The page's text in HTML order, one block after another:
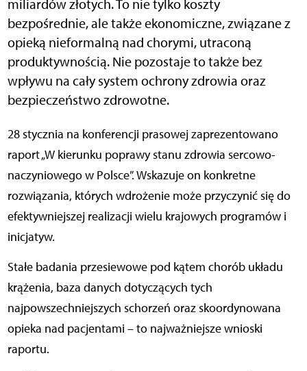
miliardów złotych. To nie tylko koszty
bezpośrednie, ale także ekonomiczne, związane z
opieką nieformalną nad chorymi, utraconą
produktywnością. Nie pozostaje to także bez
wpływu na cały system ochrony zdrowia oraz
bezpieczeństwo zdrowotne.
28 stycznia na konferencji prasowej zaprezentowano
raport „W kierunku poprawy stanu zdrowia sercowo-
naczyniowego w Polsce”. Wskazuje on konkretne
rozwiązania, których wdrożenie może przyczynić się do
efektywniejszej realizacji wielu krajowych programów i
inicjatyw.
Stałe badania przesiewowe pod kątem chorób układu
krążenia, baza danych dotyczących tych
najpowszechniejszych schorzeń oraz skoordynowana
opieka nad pacjentami – to najważniejsze wnioski
raportu.